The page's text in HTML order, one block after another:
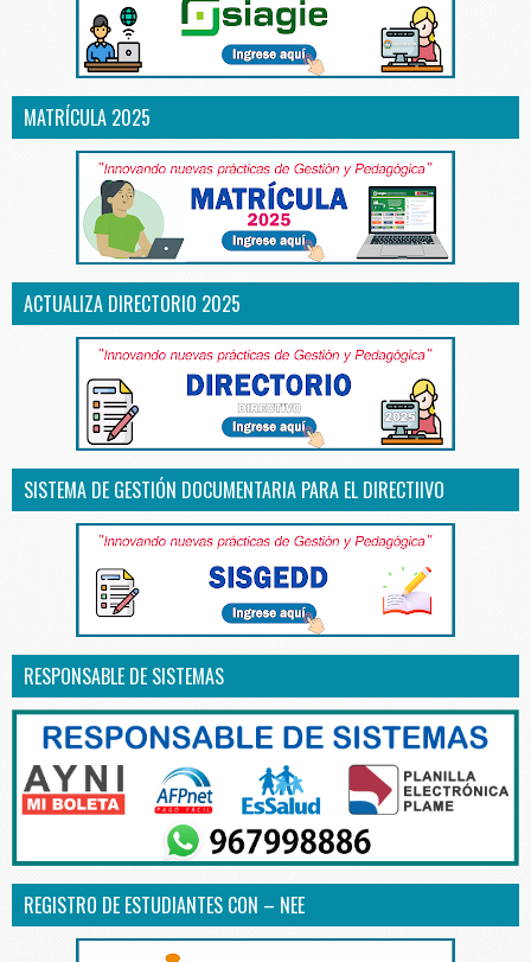
MATRÍCULA 2025
ACTUALIZA DIRECTORIO 2025
SISTEMA DE GESTIÓN DOCUMENTARIA PARA EL DIRECTIIVO
RESPONSABLE DE SISTEMAS
REGISTRO DE ESTUDIANTES CON – NEE